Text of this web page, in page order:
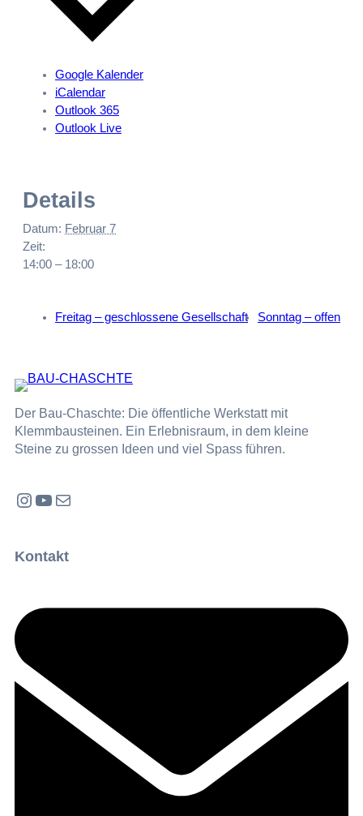
Google Kalender
iCalendar
Outlook 365
Outlook Live
Details
Datum: Februar 7
Zeit:
14:00 – 18:00
Freitag – geschlossene Gesellschaft Sonntag – offen
Der Bau-Chaschte: Die öffentliche Werkstatt mit
Klemmbausteinen. Ein Erlebnisraum, in dem kleine
Steine zu grossen Ideen und viel Spass führen.
Instagram YouTube E-Mail
Kontakt